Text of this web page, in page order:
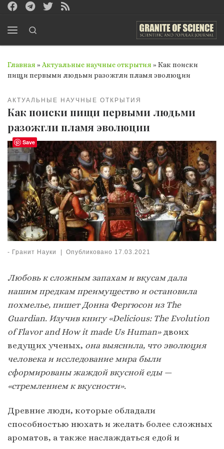
Перейти к содержимому
Главная » Актуальные научные открытия » Как поиски
пищи первыми людьми разожгли пламя эволюции
АКТУАЛЬНЫЕ НАУЧНЫЕ ОТКРЫТИЯ
Как поиски пищи первыми людьми
разожгли пламя эволюции
- Гранит Науки | Опубликовано 17.03.2021
Любовь к сложным запахам и вкусам дала
нашим предкам преимущество и остановила
похмелье, пишет Донна Фергюсон из The
Guardian. Изучивкнигу «Delicious: The Evolution
of Flavor and How it made Us Human»двоих
ведущих ученых, она выяснила, что эволюция
человека и исследование мира были
сформированы жаждой вкусной еды —
«стремлением к вкусности».
Древние люди, которые обладали
способностью нюхать и желать более сложных
ароматов, а также наслаждаться едой и
Save